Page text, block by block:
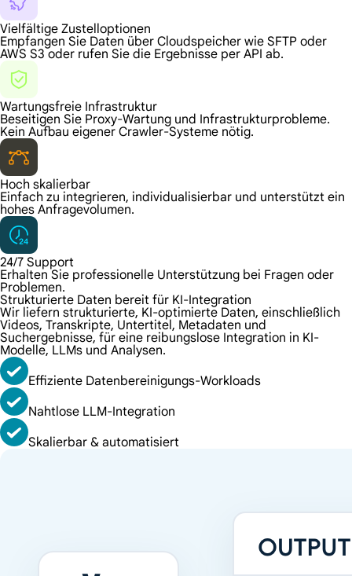
Vielfältige Zustelloptionen
Empfangen Sie Daten über Cloudspeicher wie SFTP oder
AWS S3 oder rufen Sie die Ergebnisse per API ab.
Wartungsfreie Infrastruktur
Beseitigen Sie Proxy-Wartung und Infrastrukturprobleme.
Kein Aufbau eigener Crawler-Systeme nötig.
Hoch skalierbar
Einfach zu integrieren, individualisierbar und unterstützt ein
hohes Anfragevolumen.
24/7 Support
Erhalten Sie professionelle Unterstützung bei Fragen oder
Problemen.
Strukturierte Daten bereit für KI-Integration
Wir liefern strukturierte, KI-optimierte Daten, einschließlich
Videos, Transkripte, Untertitel, Metadaten und
Suchergebnisse, für eine reibungslose Integration in KI-
Modelle, LLMs und Analysen.
Effiziente Datenbereinigungs-Workloads
Nahtlose LLM-Integration
Skalierbar & automatisiert